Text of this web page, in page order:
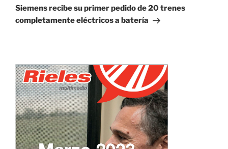
entrada
Siemens recibe su primer pedido de 20 trenes
completamente eléctricos a batería